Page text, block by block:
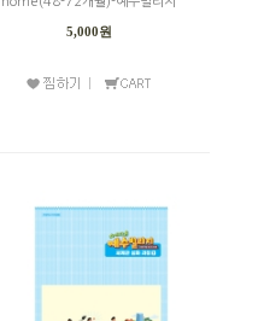
5,000원